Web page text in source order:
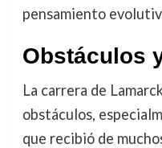
pensamiento
Obstáculos
La carrera de
obstáculos,
que recibió de